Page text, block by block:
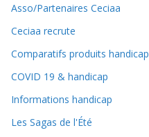
Asso/Partenaires Ceciaa
Ceciaa recrute
Comparatifs produits handicap
COVID 19 & handicap
Informations handicap
Les Sagas de l'Été